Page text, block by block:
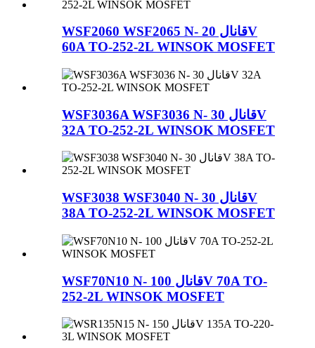
WSF2060 WSF2065 N- قانال 20V
60A TO-252-2L WINSOK MOSFET
WSF3036A WSF3036 N- قانال 30V
32A TO-252-2L WINSOK MOSFET
WSF3038 WSF3040 N- قانال 30V
38A TO-252-2L WINSOK MOSFET
WSF70N10 N- قانال 100V 70A TO-
252-2L WINSOK MOSFET